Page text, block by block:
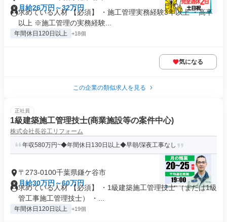
月給26万円～32万円
求めている人材 【必須】 ・施工管理実務経験3年以上 ・高卒
以上 ※施工管理の実務経験...
年間休日120日以上 +18個
気になる
この企業の類似求人を見る
正社員
1級建築施工管理技士(商業施設等の案件中心)
株式会社長谷工リフォーム
年収580万円~◆年間休日130日以上◆早朝/深夜工事なし
〒273-0100千葉県鎌ケ谷市
月給30万円～60万円
求めている人材 【必須】 ・1級建築施工管理技士 （または1級
管工事施工管理技士） ・...
年間休日120日以上 +19個